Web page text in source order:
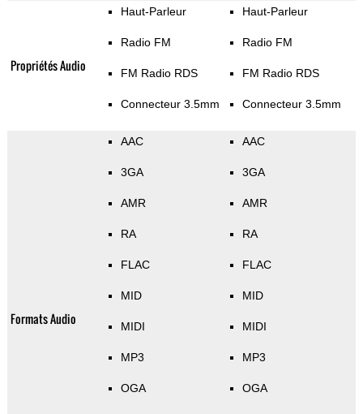
Propriétés Audio
Haut-Parleur
Radio FM
FM Radio RDS
Connecteur 3.5mm
Haut-Parleur
Radio FM
FM Radio RDS
Connecteur 3.5mm
Formats Audio
AAC
3GA
AMR
RA
FLAC
MID
MIDI
MP3
OGA
AAC
3GA
AMR
RA
FLAC
MID
MIDI
MP3
OGA